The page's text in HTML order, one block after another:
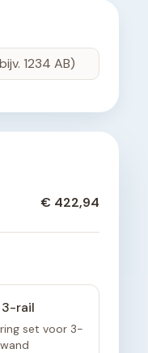
€ 422,94
rail
set voor 3-